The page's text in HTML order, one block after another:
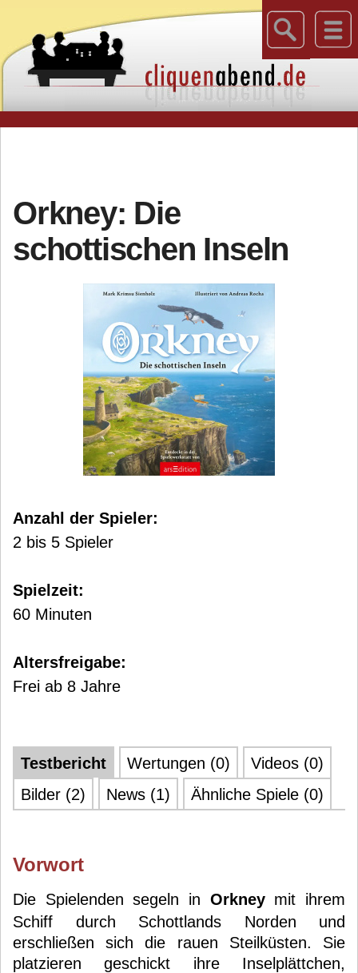
Orkney: Die
schottischen Inseln
Anzahl der Spieler:
2 bis 5 Spieler
Spielzeit:
60 Minuten
Altersfreigabe:
Frei ab 8 Jahre
Testbericht Wertungen (0)
Videos (0)
Bilder (2)
News (1) Ähnliche Spiele (0)
Vorwort
Die Spielenden segeln in Orkney mit ihrem
Schiff durch Schottlands Norden und
erschließen sich die rauen Steilküsten. Sie
platzieren geschickt ihre Inselplättchen,